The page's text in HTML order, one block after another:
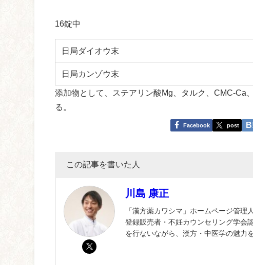
16錠中
日局ダイオウ末
日局カンゾウ末
添加物として、ステアリン酸Mg、タルク、CMC-Ca
る。
Facebook post
この記事を書いた人
川島 康正
「漢方薬カワシマ」ホームページ管
登録販売者・不妊カウンセリング学会
を行ないながら、漢方・中医学の魅力